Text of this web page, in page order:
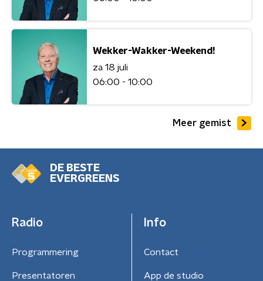
Wekker-Wakker-Weekend!
za 18 juli
06:00 - 10:00
Meer gemist
DE BESTE
EVERGREENS
Radio
Programmering
Presentatoren
Info
Contact
App de studio